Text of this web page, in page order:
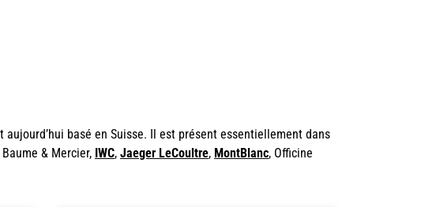
basé en Suisse. Il est présent essentiellement dans
Baume & Mercier, IWC, Jaeger LeCoultre, MontBlanc, Officine